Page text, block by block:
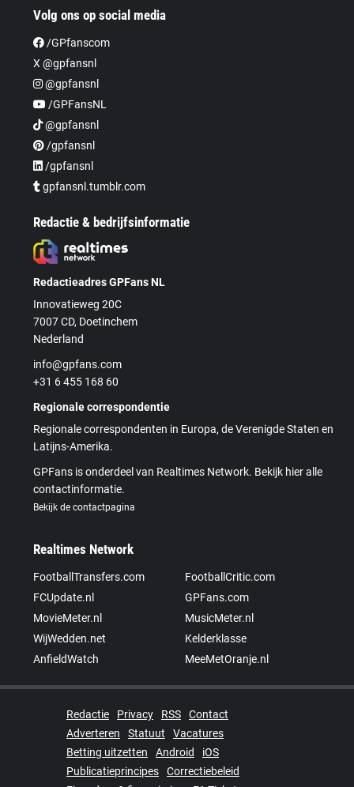
Volg ons op social media
/GPfanscom
X @gpfansnl
@gpfansnl
/GPFansNL
@gpfansnl
/gpfansnl
/gpfansnl
gpfansnl.tumblr.com
Redactie & bedrijfsinformatie
Redactieadres GPFans NL
Innovatieweg 20C
7007 CD, Doetinchem
Nederland
info@gpfans.com
+31 6 455 168 60
Regionale correspondentie
Regionale correspondenten in Europa, de Verenigde Staten en
Latijns-Amerika.
GPFans is onderdeel van Realtimes Network. Bekijk hier alle
contactinformatie.
Bekijk de contactpagina
Realtimes Network
FootballTransfers.com
FootballCritic.com
FCUpdate.nl
GPFans.com
MovieMeter.nl
MusicMeter.nl
WijWedden.net
Kelderklasse
AnfieldWatch
MeeMetOranje.nl
Redactie Privacy RSS
Contact
Adverteren
Statuut
Vacatures
Betting uitzetten
Android
iOS
Publicatieprincipes
Correctiebeleid